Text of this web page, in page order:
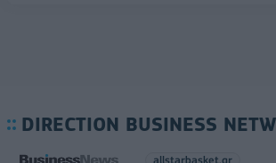
DIRECTION BUSINESS
allstarbasket.gr